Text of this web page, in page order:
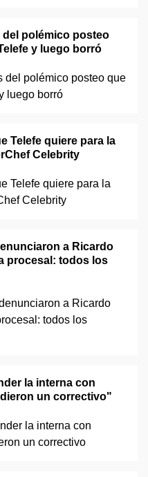
del polémico posteo
y luego borró
Telefe quiere para la
Celebrity
a Ricardo
procesal: todos los
la interna con
un correctivo"